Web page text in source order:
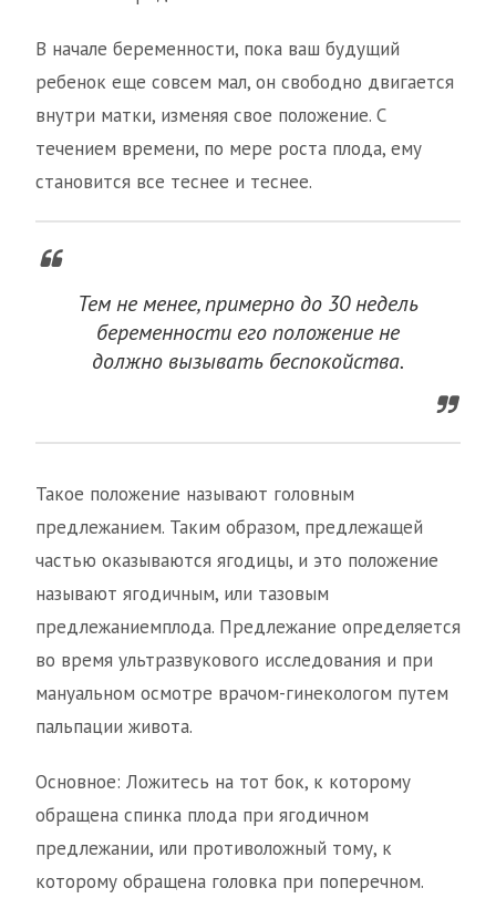
В начале беременности, пока ваш будущий
ребенок еще совсем мал, он свободно двигается
внутри матки, изменяя свое положение. С
течением времени, по мере роста плода, ему
становится все теснее и теснее.
Тем не менее, примерно до 30 недель
беременности его положение не
должно вызывать беспокойства.
Такое положение называют головным
предлежанием. Таким образом, предлежащей
частью оказываются ягодицы, и это положение
называют ягодичным, или тазовым
предлежаниемплода. Предлежание определяется
во время ультразвукового исследования и при
мануальном осмотре врачом-гинекологом путем
пальпации живота.
Основное: Ложитесь на тот бок, к которому
обращена спинка плода при ягодичном
предлежании, или противоложный тому, к
которому обращена головка при поперечном.